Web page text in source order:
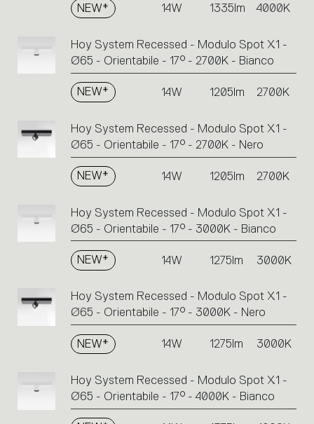
NEW* 14W 1335lm 4000K
Hoy System Recessed - Modulo Spot X1 -
Ø65 - Orientabile - 17° - 2700K - Bianco
NEW* 14W 1205lm 2700K
Hoy System Recessed - Modulo Spot X1 -
Ø65 - Orientabile - 17° - 2700K - Nero
NEW* 14W 1205lm 2700K
Hoy System Recessed - Modulo Spot X1 -
Ø65 - Orientabile - 17° - 3000K - Bianco
NEW* 14W 1275lm 3000K
Hoy System Recessed - Modulo Spot X1 -
Ø65 - Orientabile - 17° - 3000K - Nero
NEW* 14W 1275lm 3000K
Hoy System Recessed - Modulo Spot X1 -
Ø65 - Orientabile - 17° - 4000K - Bianco